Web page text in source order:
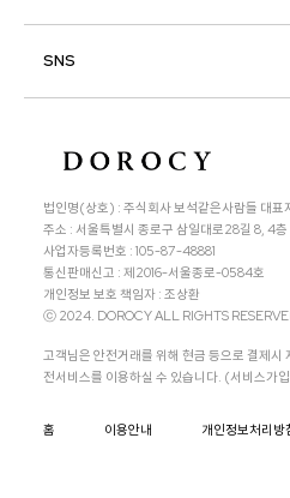
SNS
법인명(상호) : 주식회사 보석같은사람들 대표
주소 : 서울특별시 종로구 삼일대로28길 8, 4
사업자등록번호 : 105-87-48881
통신판매신고 : 제2016-서울종로-0584호
개인정보 보호 책임자 : 조상환
ⓒ 2024. DOROCY ALL RIGHTS
고객님은 안전거래를 위해 현금 등으로 결제
전서비스를 이용하실 수 있습니다. (서비스가
홈 이용안내 개인정보처리방